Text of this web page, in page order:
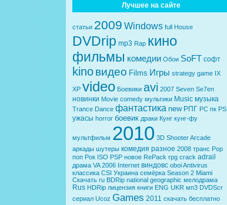
Лучшее на сайте
статьи 2009 Windows full House
DVDrip mp3 Rap кино
фильмы комедии Обои SoFT софт
kinoвидео Films Игры strategy game IX
XP video Боевики avi 2007 Seven Se7en
новинки Movie comedy мультики Music музыка
Trance Dance фантастика new РПГ PC пк PS
ужасы horror боевик драки Кунг кунг-фу
мультфильм 2010 3D ShooterArcade
аркады шутеры комедия разное 2008 транс Pop
поп Рок ISO PSP новое RePack rpg crack adrail
драма VA 2006 Internet виндовс oboiAntivirus
классика CSI Украина семёрка Season 2 Miami
Скачать ru BDRip national geographic мелодрама
Rus HDRip лицензия книги ENG UKR мп3 DVDScr
сериал Ucoz Games 2011 скачать бесплатно